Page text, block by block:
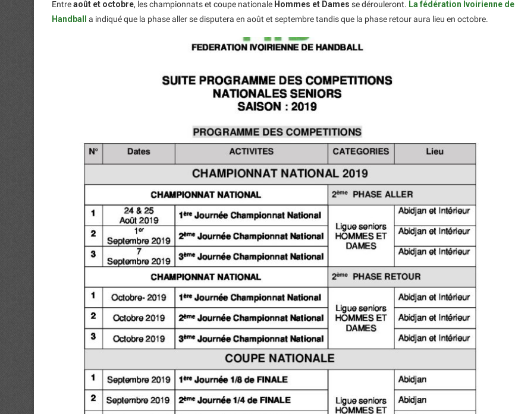
Entreaoût et octobre, les championnats et coupe nationale Hommes et Dames se dérouleront. La fédération Ivoirienne de
Handball
a indiqué que la phase aller se disputera en août et septembre tandis que la phase retour aura lieu en octobre.